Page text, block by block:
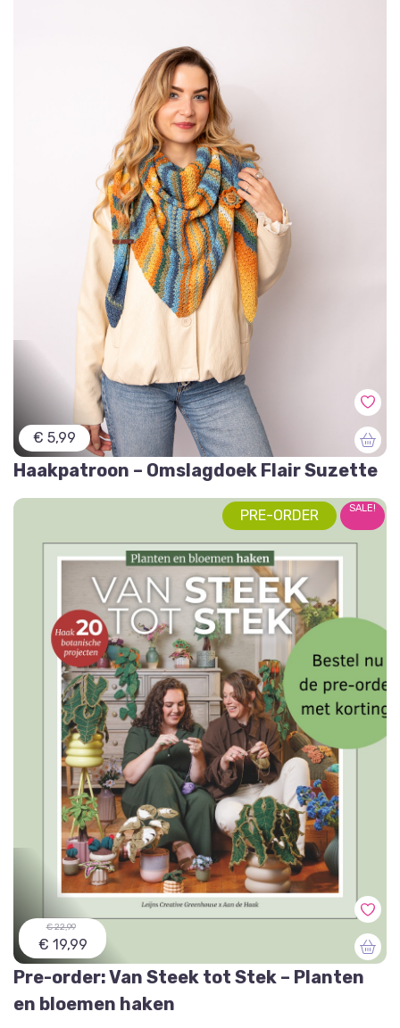
€ 5,99
Haakpatroon – Omslagdoek Flair Suzette
PRE-ORDER SALE!
€ 22,99
€ 19,99
Pre-order: Van Steek tot Stek – Planten
en bloemen haken